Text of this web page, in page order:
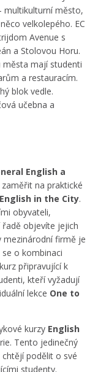
multikulturní město,
velkolepého. EC
Avenue s
a Stolovou Horu.
města mají studenti
a restauracím.
blok vedle.
učebna a
English a
na praktické
English in the City.
obyvateli,
řadě objevíte jejich
mezinárodní firmě je
se o kombinaci
připravující k
kteří vyžadují
lekce One to
kurzy English
Tento jedinečný
podělit o své
studenty.